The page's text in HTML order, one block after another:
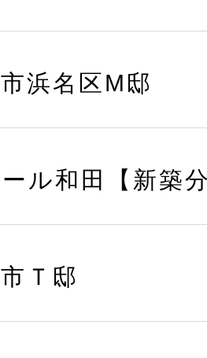
浜名区M邸
ール和田【新築
Ｔ邸